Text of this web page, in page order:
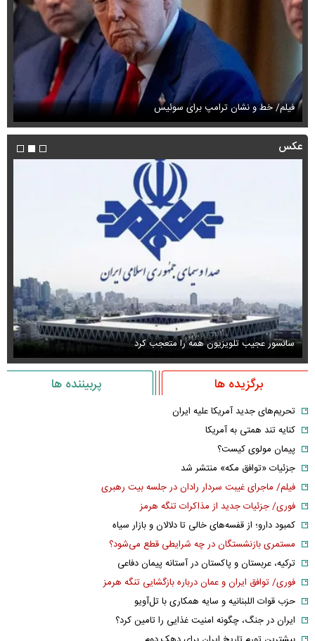
فیلم/ خط و نشان ترامپ برای سوئیس
عکس
سانسور عجیب تلویزیون همه را متعجب کرد
برگزیده ها پربیننده ها
تحریم‌های جدید آمریکا علیه ایران
کنایه تند همتی به آمریکا
پیمان مولوی کیست؟
جزئیات «توافق مکه» منتشر شد
فیلم/ ماجرای غیبت سردار رادان در جلسه بیت رهبری
فوری/ جزئیات جدید از مذاکرات تنگه هرمز
کمبود دارو؛ از قفسه‌های خالی تا دلالان و بازار سیاه
مستمری بازنشستگان در چه شرایطی قطع می‌شود؟
ترکیه، عربستان و پاکستان در آستانه پیمان دفاعی
فوری/ توافق ایران و عمان درباره بازگشایی تنگه هرمز
حزب قوات اللبنانیه و سایه همکاری با تل‌آویو
ایران در جنگ، چگونه امنیت غذایی را تامین کرد؟